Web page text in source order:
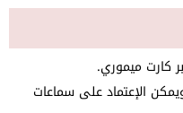
كارت ميموري.
سماعات 3.5 مم ويمكن الإعتماد على سماعات